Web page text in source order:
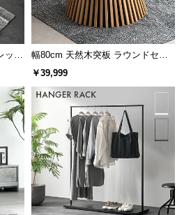
木脚
誇るオーク材を使用。天然木
もりを感じさせます。
ット
幅80cm 天然木突板 ラウンドセン
ターテーブル 美しい格子デザイン
￥39,999